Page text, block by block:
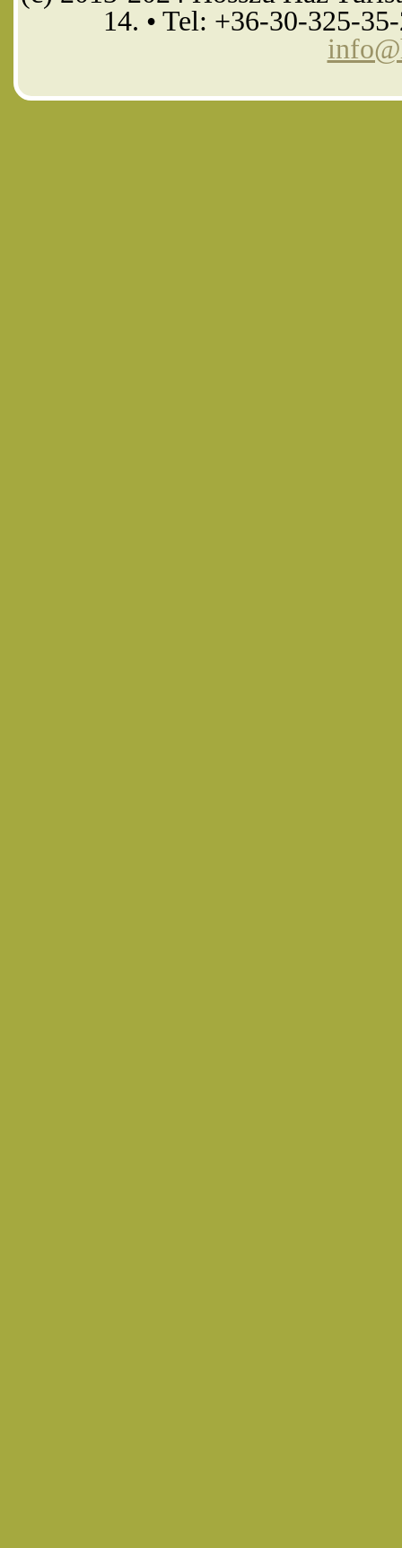
14. • Tel: +36-30-325-